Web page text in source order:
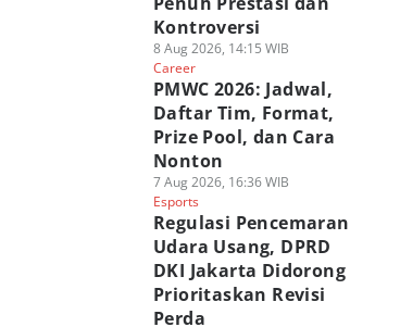
Kontroversi
8 Aug 2026, 14:15 WIB
Career
PMWC 2026: Jadwal,
Daftar Tim, Format,
Prize Pool, dan Cara
Nonton
7 Aug 2026, 16:36 WIB
Esports
Regulasi Pencemaran
Udara Usang, DPRD
DKI Jakarta Didorong
Prioritaskan Revisi
Perda